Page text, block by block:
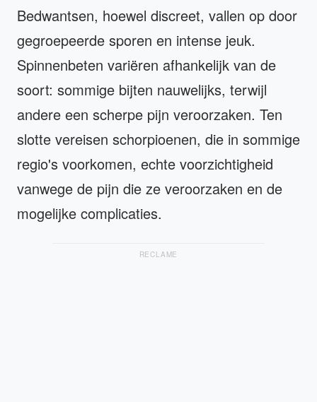
Bedwantsen, hoewel discreet, vallen op door
gegroepeerde sporen en intense jeuk.
Spinnenbeten variëren afhankelijk van de
soort: sommige bijten nauwelijks, terwijl
andere een scherpe pijn veroorzaken. Ten
slotte vereisen schorpioenen, die in sommige
regio's voorkomen, echte voorzichtigheid
vanwege de pijn die ze veroorzaken en de
mogelijke complicaties.
RECLAME